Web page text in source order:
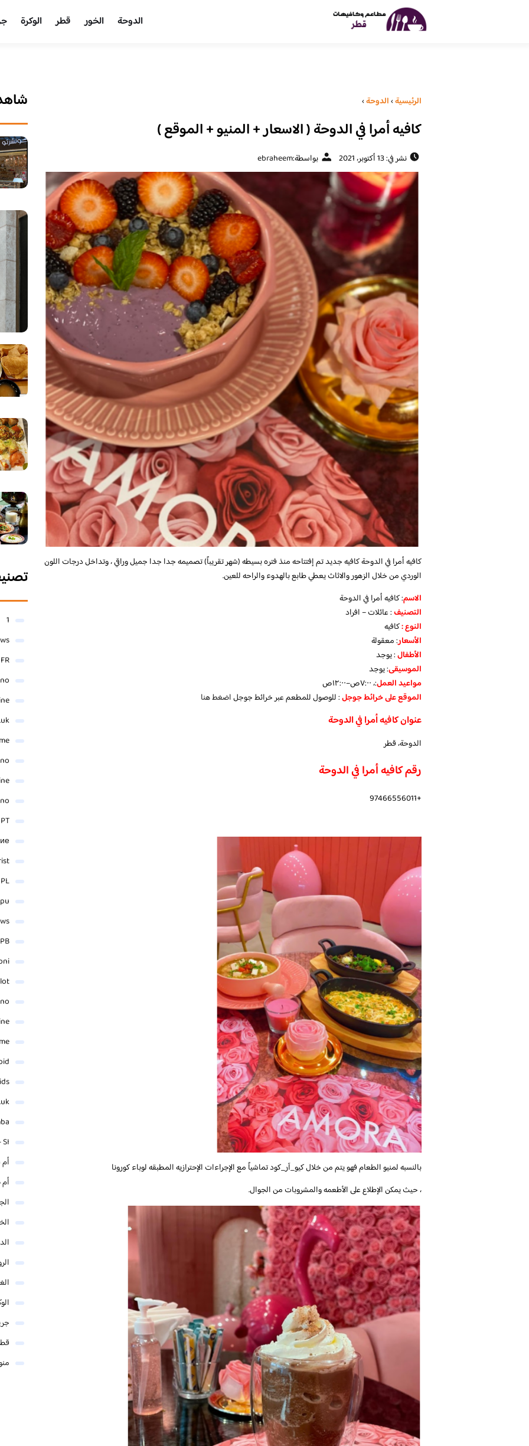
الدوحة الخور قطر الوكرة
الرئيسية›الدوحة›
كافيه أمرا في الدوحة ( الاسعار + المنيو + الموقع )
نشر في: 13 أكتوبر، 2021 بواسطة:ebraheem
كافيه أمرا في الدوحة كافيه جديد تم إفتتاحه منذ فتره بسيطه (شهر تقريباً) تصميمه جدا جدا جميل وراقي ، وتداخل درجات اللون
الوردي من خلال الزهور والاثاث يعطي طابع بالهدوء والراحه للعين.
الاسم: كافيه أمرا في الدوحة
التصنيف: عائلات – افراد
النوع :كافيه
الأسعار:معقولة
الأطفال:يوجد
الموسيقى:يوجد
مواعيد العمل:، ٧:٠٠ص–١٢:٠٠ص
الموقع على خرائط جوجل: للوصول للمطعم عبر خرائط جوجلاضغط هنا
عنوان كافيه أمرا في الدوحة
الدوحة، قطر
رقم كافيه أمرا في الدوحة
+97466556011
بالنسبه لمنيو الطعام فهو يتم من خلال كيو_آر_كود تماشياً مع الإجراءات الإحترازيه المطبقه لوباء كورونا
، حيث يمكن الإطلاع على الأطعمه والمشروبات من الجوال.
1
PB